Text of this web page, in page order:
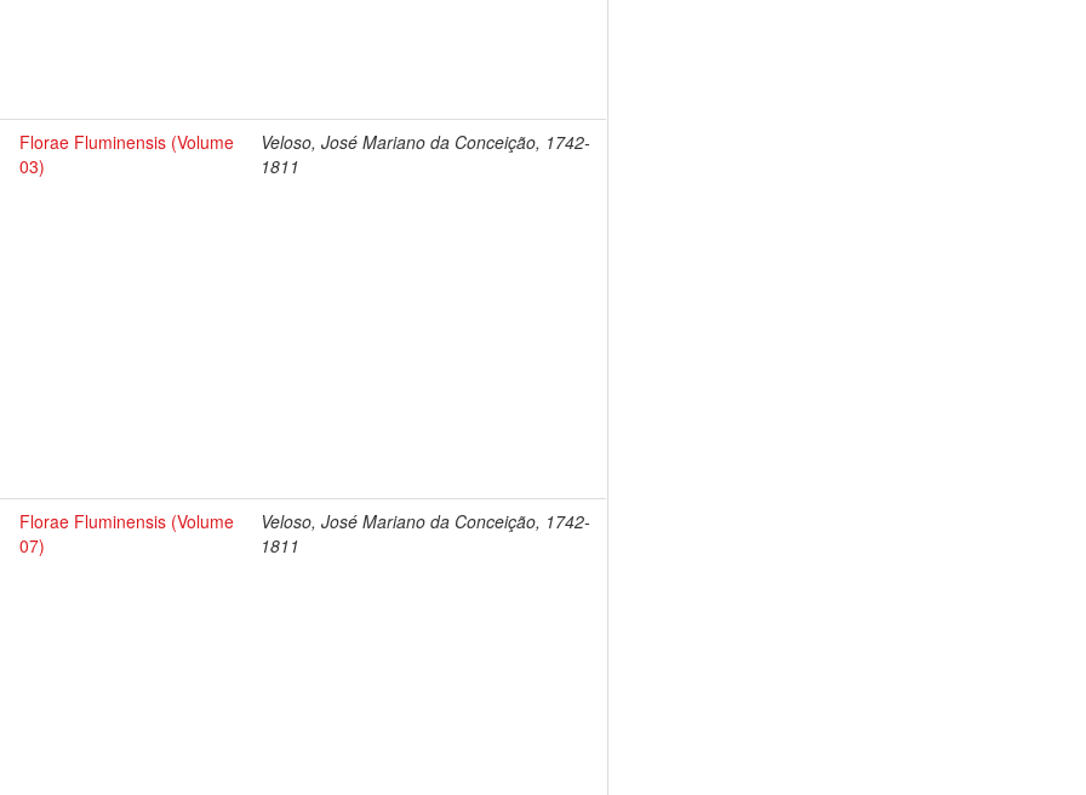
Florae Fluminensis (Volume
03)
Veloso, José Mariano da Conceição, 1742-
1811
Florae Fluminensis (Volume
07)
Veloso, José Mariano da Conceição, 1742-
1811